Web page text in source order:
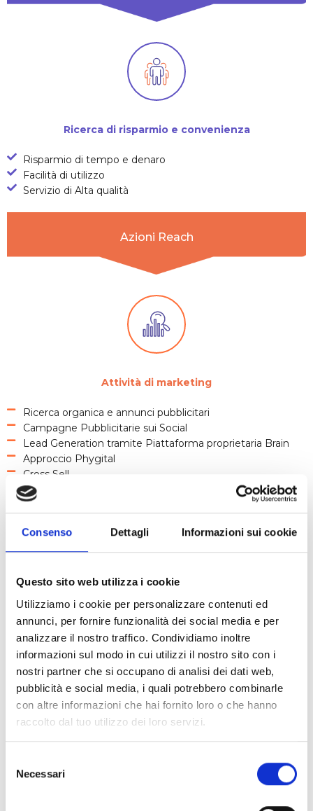
Consenso Dettagli Informazioni sui cookie
Questo sito web utilizza i cookie
Utilizziamo i cookie per personalizzare contenuti ed
annunci, per fornire funzionalità dei social media e per
analizzare il nostro traffico. Condividiamo inoltre
informazioni sul modo in cui utilizzi il nostro sito con i
nostri partner che si occupano di analisi dei dati web,
pubblicità e social media, i quali potrebbero combinarle
con altre informazioni che hai fornito loro o che hanno
raccolto dal tuo utilizzo dei loro servizi.
Necessari
Ricerca di risparmio e convenienza
Risparmio di tempo e denaro
Facilità di utilizzo
Servizio di Alta qualità
Azioni Reach
Attività di marketing
Ricerca organica e annunci pubblicitari
Campagne Pubblicitarie sui Social
Lead Generation tramite Piattaforma proprietaria Brain
Approccio Phygital
Cross Sell
Customer experience
Più di 1,2k consulenti altamente qualificati (tutti in Italia,
direttamente gestiti)
CRM proprietario
Sistemi di Assistenza basati su Intelligenza Artificiale